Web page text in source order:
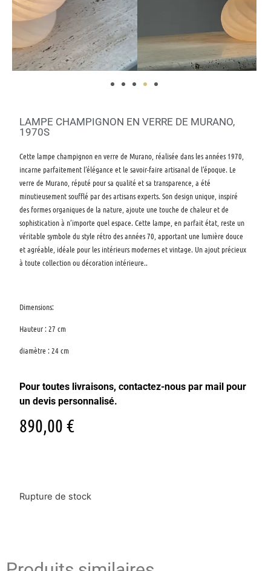
LAMPE CHAMPIGNON EN VERRE DE MURANO,
1970S
Cette lampe champignon en verre de Murano, réalisée dans les années 1970,
incarne parfaitement l’élégance et le savoir-faire artisanal de l’époque. Le
verre de Murano, réputé pour sa qualité et sa transparence, a été
minutieusement soufflé par des artisans experts. Son design unique, inspiré
des formes organiques de la nature, ajoute une touche de chaleur et de
sophistication à n’importe quel espace. Cette lampe, en parfait état, reste un
véritable symbole du style rétro des années 70, apportant une lumière douce
et agréable, idéale pour les intérieurs modernes et vintage. Un ajout précieux
à toute collection ou décoration intérieure..
Dimensions:
Hauteur : 27 cm
diamètre : 24 cm
Pour toutes livraisons, contactez-nous par mail pour
un devis personnalisé.
890,00€
Rupture de stock